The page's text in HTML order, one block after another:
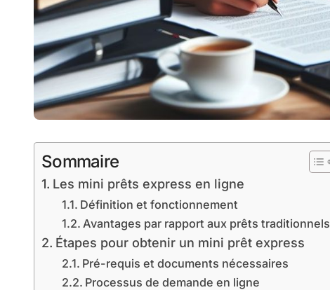
Sommaire
Les mini prêts express en ligne
Définition et fonctionnement
Avantages par rapport aux prêts traditionnels
Étapes pour obtenir un mini prêt express
Pré-requis et documents nécessaires
Processus de demande en ligne